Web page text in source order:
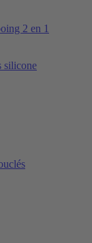
2 en 1
silicone